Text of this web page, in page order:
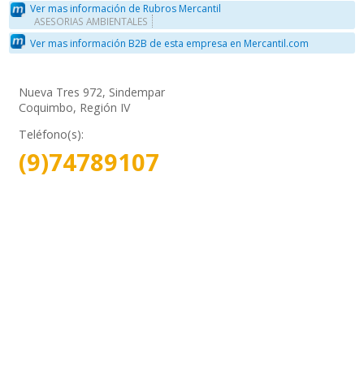
Ver mas información de Rubros Mercantil
ASESORIAS AMBIENTALES
Ver mas información B2B de esta empresa en Mercantil.com
Nueva Tres 972, Sindempar
Coquimbo, Región IV
Teléfono(s):
(9)74789107